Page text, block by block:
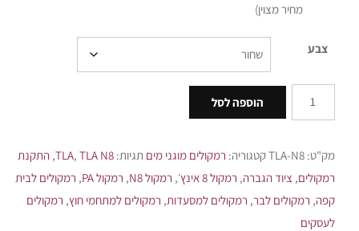
מחיר מצוין)
צבע
הוספה לסל
מק"ט: TLA-N8קטגוריה: רמקולים מוגני מים תגיות: TLA, TLA N8
, התקנת
רמקולים, ציוד הגברה, רמקול 8 אינץ׳ , רמקול N8 , רמקול PA , רמקולים לבית
קפה, רמקולים לבר, רמקולים למסעדות, רמקולים למתחמי חוץ, רמקולים
לעסקים